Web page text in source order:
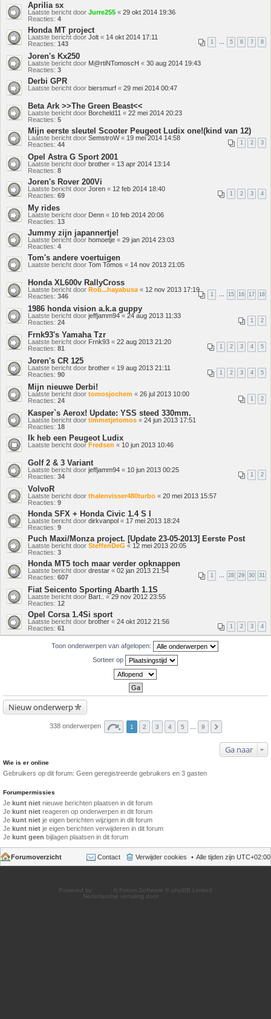
Aprilia sx
Laatste bericht door Jurre255 « 29 okt 2014 19:36
Reacties: 4
Honda MT project
Laatste bericht door Jolt « 14 okt 2014 17:11
Reacties: 143 1 … 5 6 7 8
Joren's Kx250
Laatste bericht door M@rtiNTomoscH « 30 aug 2014 19:43
Reacties: 3
Derbi GPR
Laatste bericht door biersmurf « 29 mei 2014 00:47
Beta Ark >>The Green Beast<<
Laatste bericht door Borcheld11 « 22 mei 2014 20:23
Reacties: 5
Mijn eerste sleutel Scooter Peugeot Ludix one!(kind van 12)
Laatste bericht door SemstroW« 19 mei 2014 14:58
Reacties: 44 1 2 3
Opel Astra G Sport 2001
Laatste bericht door brother « 13 apr 2014 13:14
Reacties: 8
Joren's Rover 200Vi
Laatste bericht door Joren « 12 feb 2014 18:40
Reacties: 69 1 2 3 4
My rides
Laatste bericht door Denn « 10 feb 2014 20:06
Reacties: 13
Jummy zijn japannertje!
Laatste bericht door homoetje « 29 jan 2014 23:03
Reacties: 4
Tom's andere voertuigen
Laatste bericht door Tom Tomos « 14 nov 2013 21:05
Honda XL600v RallyCross
Laatste bericht door Rob...hayabusa « 12 nov 2013 17:19
Reacties: 346 1 … 15 16 17 18
1986 honda vision a.k.a guppy
Laatste bericht door jeffjamm94« 24 aug 2013 11:33
Reacties: 24 1 2
Frnk93's Yamaha Tzr
Laatste bericht door Frnk93 « 22 aug 2013 21:20
Reacties: 81 1 2 3 4 5
Joren's CR 125
Laatste bericht door brother « 19 aug 2013 21:11
Reacties: 90 1 2 3 4 5
Mijn nieuwe Derbi!
Laatste bericht door tomosjochem « 26 jul 2013 10:00
Reacties: 24 1 2
Kasper`s Aerox! Update: YSS steed 330mm.
Laatste bericht door timmetjetomos « 24 jun 2013 17:51
Reacties: 18
Ik heb een Peugeot Ludix
Laatste bericht doorFredsen « 10 jun 2013 10:46
Golf 2 & 3 Variant
Laatste bericht door jeffjamm94 « 10 jun 2013 00:25
Reacties: 34 1 2
VolvoR
Laatste bericht door thalenvisser480turbo « 20 mei 2013 15:57
Reacties: 9
Honda SFX + Honda Civic 1.4 S I
Laatste bericht door dirkvanpol « 17 mei 2013 18:24
Reacties: 9
Puch Maxi/Monza project. [Update 23-05-2013] Eerste Post
Laatste bericht door SteffenDeG « 12 mei 2013 20:05
Reacties: 3
Honda MT5 toch maar verder opknappen
Laatste bericht door drestar « 02 jan 2013 21:54
Reacties: 607 1 … 28 29 30 31
Fiat Seicento Sporting Abarth 1.1S
Laatste bericht door Bart.. «29 nov 2012 23:55
Reacties: 12
Opel Corsa 1.4Si sport
Laatste bericht door brother « 24 okt 2012 21:56
Reacties: 61 1 2 3 4
Toon onderwerpen van afgelopen:
Sorteer op
Nieuw onderwerp
338 onderwerpen 1 2 3 4 5 9
Ga naar
Wie is er online
Gebruikers op dit forum: Geen geregistreerde gebruikers en 3 gasten
Forumpermissies
Je kunt niet nieuwe berichten plaatsen in dit forum
Je kunt niet reageren op onderwerpen in dit forum
Je kunt niet je eigen berichten wijzigen in dit forum
Je kunt niet je eigen berichten verwijderen in dit forum
Je kunt geen bijlagen plaatsen in dit forum
Forumoverzicht Alle tijden zijn UTC+02:00
Verwijder cookies
Contact
Powered by
® Forum Software © phpBB Limited
Nederlandse vertaling door